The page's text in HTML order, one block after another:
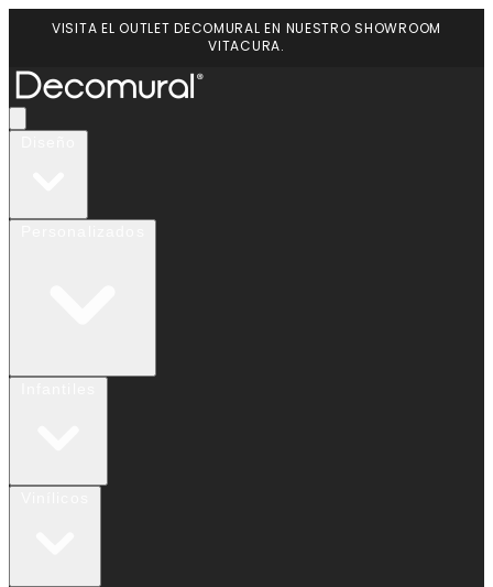
VISITA EL OUTLET DECOMURAL EN NUESTRO SHOWROOM
VITACURA.